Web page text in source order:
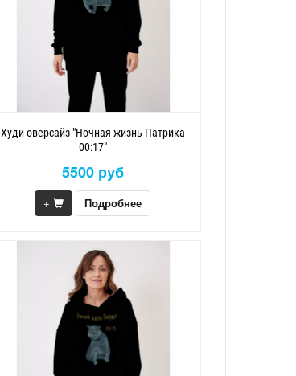
Худи оверсайз "Ночная жизнь Патрика
00:17"
5500 руб
+ Подробнее